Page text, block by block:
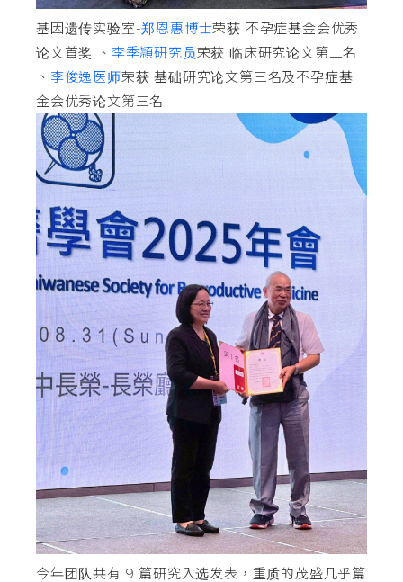
基因遗传实验室-郑恩惠博士荣获 不孕症基金会优秀
论文首奖 、 李季頴研究员荣获 临床研究论文第二名
、 李俊逸医师荣获 基础研究论文第三名及不孕症基
金会优秀论文第三名
今年团队共有 9 篇研究入选发表，重质的茂盛几乎篇